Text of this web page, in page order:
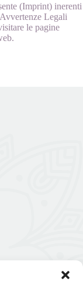
(Imprint) inerenti
Legali
le pagine